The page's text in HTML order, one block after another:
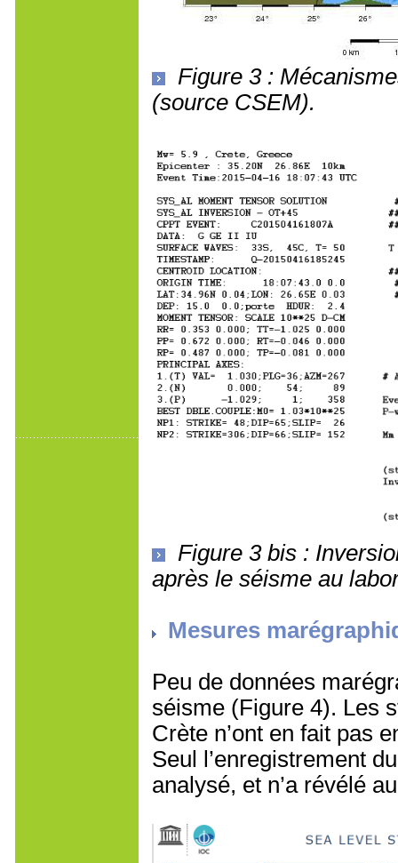
Figure 3 :
(source CSEM).
Figure 3 bis :
après le séisme au
Mesures
Peu de données
séisme (Figure 4). Les
Crète n’ont en fait pas
Seul l’enregistrement
analysé, et n’a révélé